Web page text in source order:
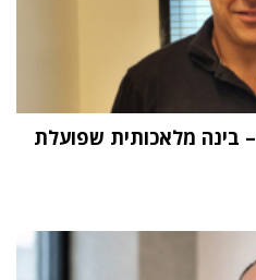
"העתיד הוא Physical AI – בינה מלאכותית שפועלת